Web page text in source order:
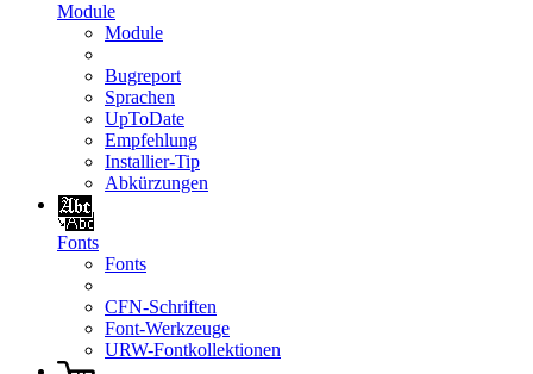
Module
Module
Bugreport
Sprachen
UpToDate
Empfehlung
Installier-Tip
Abkürzungen
Fonts
Fonts
CFN-Schriften
Font-Werkzeuge
URW-Fontkollektionen